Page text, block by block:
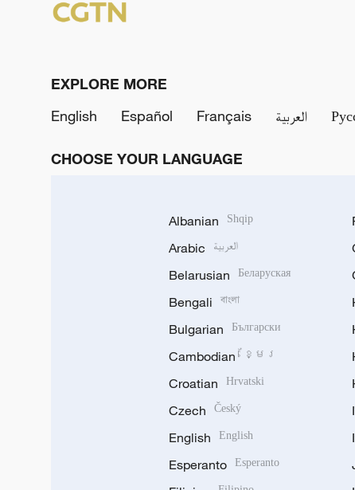
EXPLORE MORE
English
Español Français العربية
CHOOSE YOUR LANGUAGE
Albanian Shqip
Arabic العربية
Belarusian Беларуская
Bengali বাংলা
Bulgarian Български
Cambodian ខ្មែរ
Croatian Hrvatski
Czech Český
English English
Esperanto Esperanto